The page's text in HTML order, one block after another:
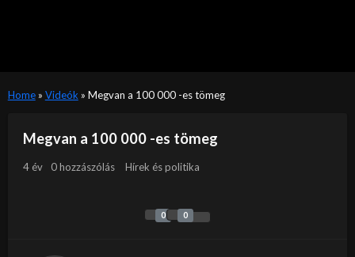
Home» Videók » Megvan a 100 000 -es tömeg
Megvan a 100 000 -es tömeg
4 év 0 hozzászólás Hírek és politika
0 0